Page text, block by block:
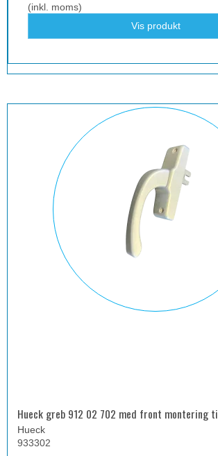
(inkl. moms)
Vis produkt
Hueck greb 912 02 702 med front montering
Hueck
933302